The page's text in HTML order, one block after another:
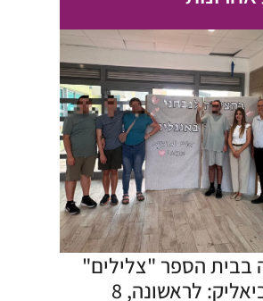
בבית הספר "צלילים"
בקריית ביאליק: לראשונה, 8